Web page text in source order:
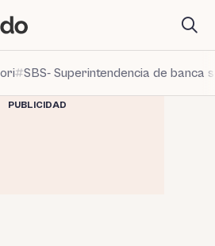
SBS- Superintendencia de banca
PUBLICIDAD